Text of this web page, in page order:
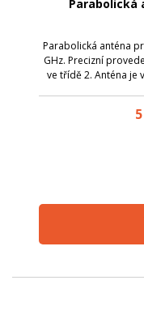
Parabolická
Parabolická anténa
GHz. Precizní
ve třídě 2. Anténa je